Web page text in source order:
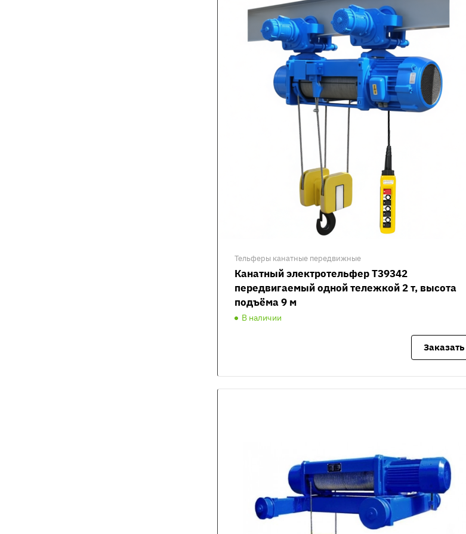
Тельферы канатные передвижные
Канатный электротельфер Т39342
передвигаемый одной тележкой 2 т, высота
подъёма 9 м
В наличии
Заказать